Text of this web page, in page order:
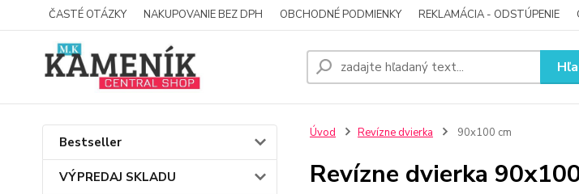
ČASTÉ OTÁZKY NAKUPOVANIE BEZ DPH OBCHODNÉ PODMIENKY REKLAMÁCIA - ODSTÚPENIE
Bestseller
VÝPREDAJ SKLADU
Úvod Revízne dvierka 90x100 cm
Revízne dvierka